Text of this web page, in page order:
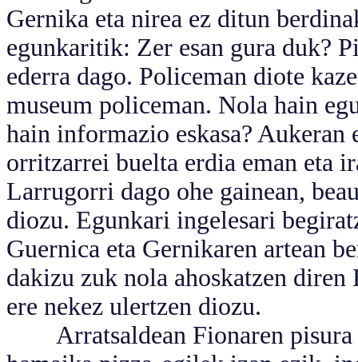
Gernika eta nirea ez ditun
egunkaritik: Zer esan gura duk?
ederra dago. Policeman diote
museum policeman. Nola hain
hain informazio eskasa?
orritzarrei buelta erdia eman eta
Larrugorri dago ohe gainean,
diozu. Egunkari ingelesari
Guernica eta Gernikaren artean
dakizu zuk nola ahoskatzen
ere nekez ulertzen diozu.
Arratsaldean Fionaren pisura